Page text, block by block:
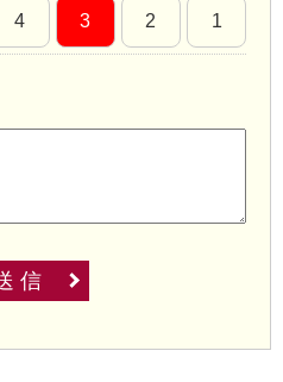
4 3 2 1
信